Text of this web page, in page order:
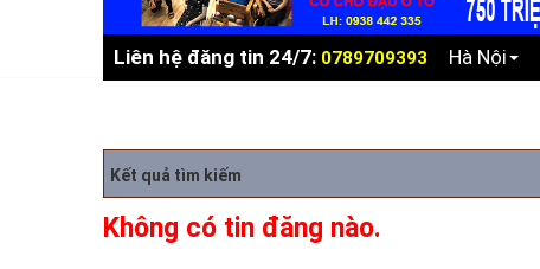
Liên hệ đăng tin 24/7: 0789709393 Hà Nội
Kết quả tìm kiếm
Không có tin đăng nào.